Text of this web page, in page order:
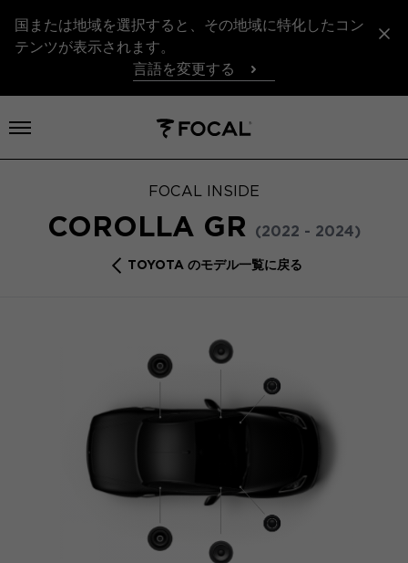
国または地域を選択すると、その地域に特化したコン
テンツが表示されます。
言語を変更する
メニューを開く
FOCAL INSIDE
COROLLA GR (2022 - 2024)
TOYOTA のモデル一覧に戻る